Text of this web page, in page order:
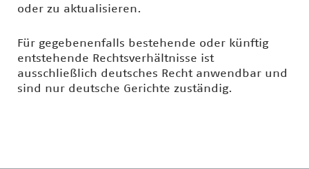
oder zu aktualisieren.
Für gegebenenfalls bestehende oder künftig
entstehende Rechtsverhältnisse ist
ausschließlich deutsches Recht anwendbar und
sind nur deutsche Gerichte zuständig.